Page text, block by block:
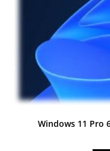
Windows 11 Pro